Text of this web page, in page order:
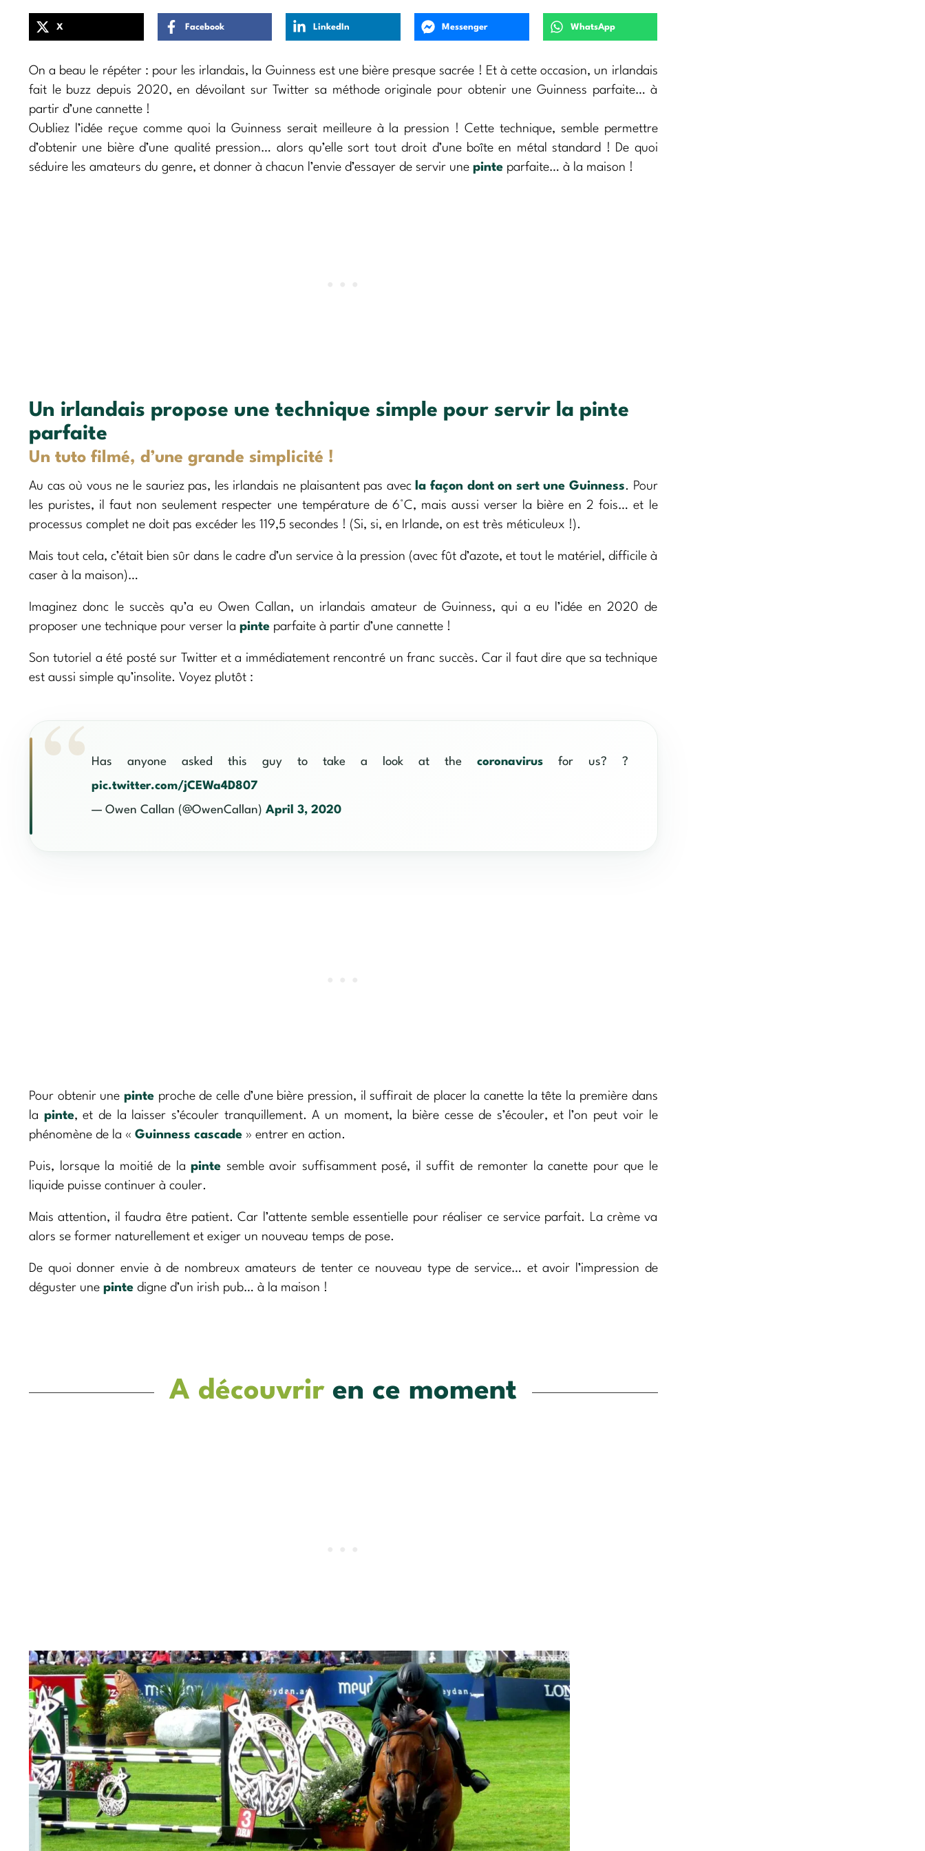
X Facebook LinkedIn Messenger WhatsApp
On a beau le répéter : pour les irlandais, la Guinness est une bière presque sacrée ! Et à cette occasion, un irlandais
fait le buzz depuis 2020, en dévoilant sur Twitter sa méthode originale pour obtenir une Guinness parfaite… à
partir d’une cannette !
Oubliez l’idée reçue comme quoi la Guinness serait meilleure à la pression ! Cette technique, semble permettre
d’obtenir une bière d’une qualité pression… alors qu’elle sort tout droit d’une boîte en métal standard ! De quoi
séduire les amateurs du genre, et donner à chacun l’envie d’essayer de servir une pinte parfaite… à la maison !
Un irlandais propose une technique simple pour servir la pinte
parfaite
Un tuto filmé, d’une grande simplicité !
Au cas où vous ne le sauriez pas, les irlandais ne plaisantent pas avec la façon dont on sert une Guinness. Pour
les puristes, il faut non seulement respecter une température de 6°C, mais aussi verser la bière en 2 fois… et le
processus complet ne doit pas excéder les 119,5 secondes ! (Si, si, en Irlande, on est très méticuleux !).
Mais tout cela, c’était bien sûr dans le cadre d’un service à la pression (avec fût d’azote, et tout le matériel, difficile à
caser à la maison)…
Imaginez donc le succès qu’a eu Owen Callan, un irlandais amateur de Guinness, qui a eu l’idée en 2020 de
proposer une technique pour verser la pinte parfaite à partir d’une cannette !
Son tutoriel a été posté sur Twitter et a immédiatement rencontré un franc succès. Car il faut dire que sa technique
est aussi simple qu’insolite. Voyez plutôt :
Has anyone asked this guy to take a look at the coronavirusfor us? ?
pic.twitter.com/jCEWa4D807
— Owen Callan (@OwenCallan) April 3, 2020
Pour obtenir unepinte proche de celle d’une bière pression, il suffirait de placer la canette la tête la première dans
la pinte, et de la laisser s’écouler tranquillement. A un moment, la bière cesse de s’écouler, et l’on peut voir le
phénomène de la « Guinness cascade » entrer en action.
Puis, lorsque la moitié de la pinte semble avoir suffisamment posé, il suffit de remonter la canette pour que le
liquide puisse continuer à couler.
Mais attention, il faudra être patient. Car l’attente semble essentielle pour réaliser ce service parfait. La crème va
alors se former naturellement et exiger un nouveau temps de pose.
De quoi donner envie à de nombreux amateurs de tenter ce nouveau type de service… et avoir l’impression de
déguster une pinte digne d’un irish pub… à la maison !
A découvriren ce moment